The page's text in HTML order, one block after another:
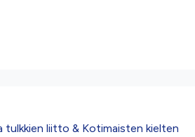
tulkkien liitto & Kotimaisten kielten